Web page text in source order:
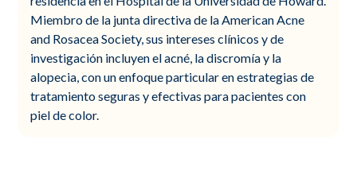
Miembro de la junta directiva de la American Acne
and Rosacea Society, sus intereses clínicos y de
investigación incluyen el acné, la discromía y la
alopecia, con un enfoque particular en estrategias de
tratamiento seguras y efectivas para pacientes con
piel de color.